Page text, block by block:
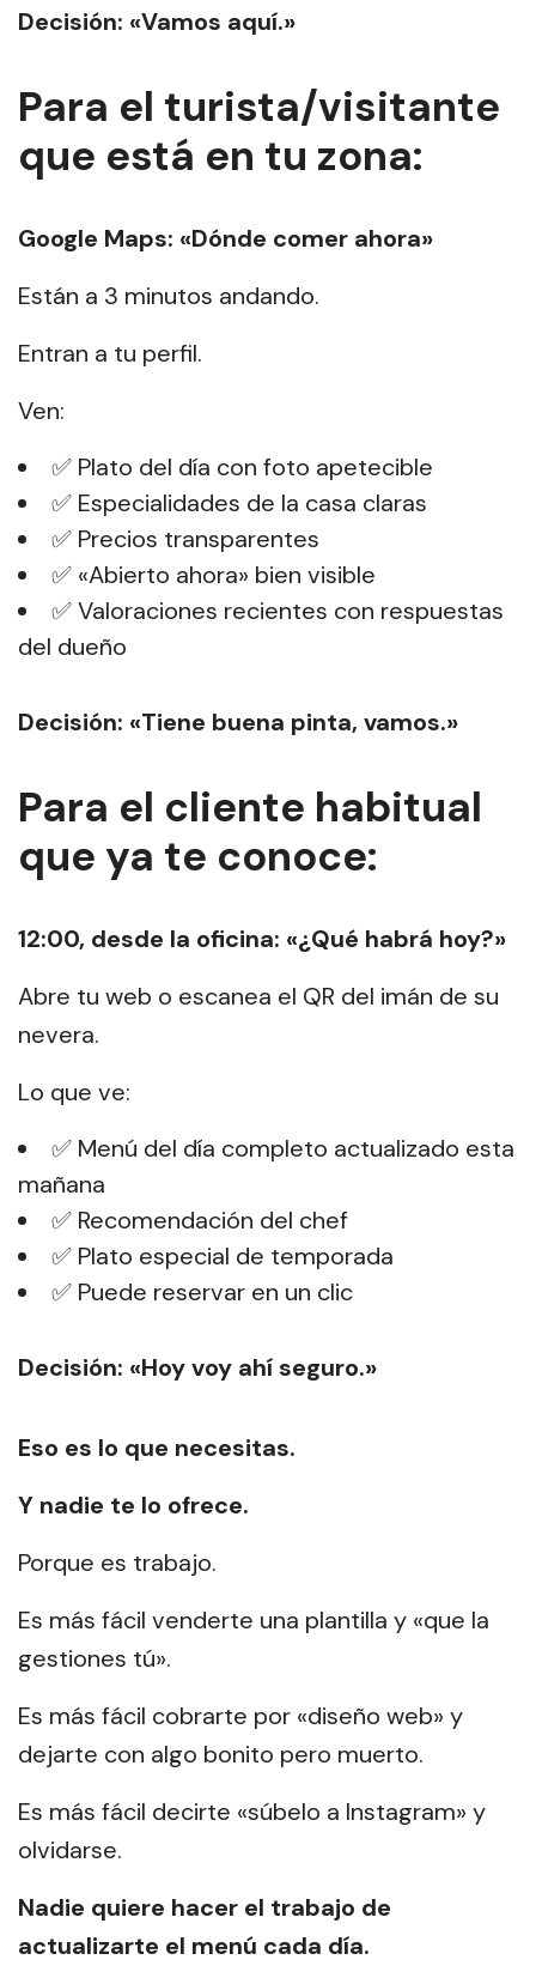
Decisión: «Vamos aquí.»
Para el turista/visitante
que está en tu zona:
Google Maps: «Dónde comer ahora»
Están a 3 minutos andando.
Entran a tu perfil.
Ven:
✅ Plato del día con foto apetecible
✅ Especialidades de la casa claras
✅ Precios transparentes
✅ «Abierto ahora» bien visible
✅ Valoraciones recientes con respuestas
del dueño
Decisión: «Tiene buena pinta, vamos.»
Para el cliente habitual
que ya te conoce:
12:00, desde la oficina: «¿Qué habrá hoy?»
Abre tu web o escanea el QR del imán de su
nevera.
Lo que ve:
✅ Menú del día completo actualizado esta
mañana
✅ Recomendación del chef
✅ Plato especial de temporada
✅ Puede reservar en un clic
Decisión: «Hoy voy ahí seguro.»
Eso es lo que necesitas.
Y nadie te lo ofrece.
Porque es trabajo.
Es más fácil venderte una plantilla y «que la
gestiones tú».
Es más fácil cobrarte por «diseño web» y
dejarte con algo bonito pero muerto.
Es más fácil decirte «súbelo a Instagram» y
olvidarse.
Nadie quiere hacer el trabajo de
actualizarte el menú cada día.